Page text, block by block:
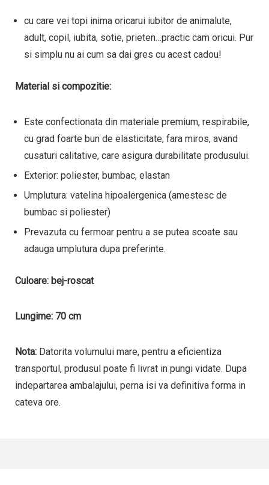
cu care vei topi inima oricarui iubitor de animalute,
adult, copil, iubita, sotie, prieten…practic cam oricui. Pur
si simplu nu ai cum sa dai gres cu acest cadou!
Material si compozitie:
Este confectionata din materiale premium, respirabile,
cu grad foarte bun de elasticitate, fara miros, avand
cusaturi calitative, care asigura durabilitate produsului.
Exterior: poliester, bumbac, elastan
Umplutura: vatelina hipoalergenica (amestesc de
bumbac si poliester)
Prevazuta cu fermoar pentru a se putea scoate sau
adauga umplutura dupa preferinte.
Culoare: bej-roscat
Lungime: 70 cm
Nota: Datorita volumului mare, pentru a eficientiza
transportul, produsul poate fi livrat in pungi vidate. Dupa
indepartarea ambalajului, perna isi va definitiva forma in
cateva ore.